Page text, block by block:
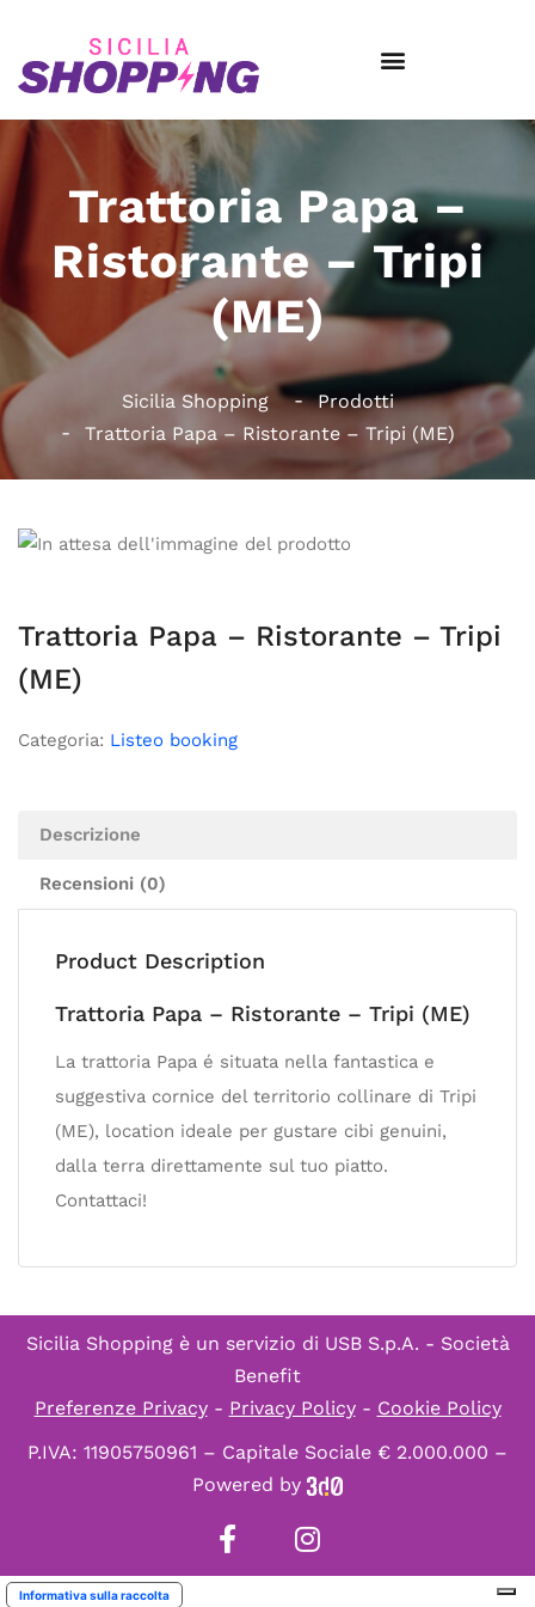
Trattoria Papa –
Ristorante – Tripi
(ME)
Sicilia Shopping
Prodotti
Trattoria Papa – Ristorante – Tripi (ME)
Trattoria Papa – Ristorante – Tripi
(ME)
Categoria: Listeo booking
Descrizione
Recensioni (0)
Product Description
Trattoria Papa – Ristorante – Tripi (ME)
La trattoria Papa é situata nella fantastica e
suggestiva cornice del territorio collinare di Tripi
(ME), location ideale per gustare cibi genuini,
dalla terra direttamente sul tuo piatto.
Contattaci!
Sicilia Shopping è un servizio di USB S.p.A. - Società
Benefit
Preferenze Privacy- Privacy Policy- Cookie Policy
P.IVA: 11905750961 – Capitale Sociale € 2.000.000 –
Powered by
Informativa sulla raccolta